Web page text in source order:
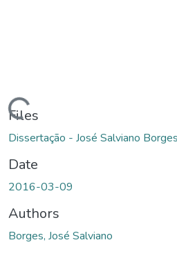
Loading...
Files
Dissertação - José Salviano
Date
2016-03-09
Authors
Borges, José Salviano